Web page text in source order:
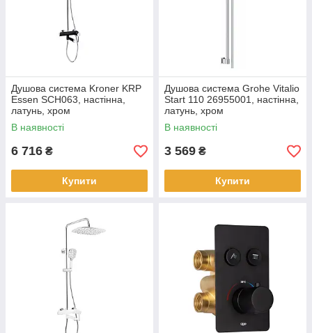
Душова система Kroner KRP
Essen SCH063, настінна,
латунь, хром
В наявності
6 716 ₴
Купити
Душова система Grohe Vitalio
Start 110 26955001, настінна,
латунь, хром
В наявності
3 569 ₴
Купити